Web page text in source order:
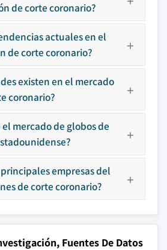
de corte coronario?
actuales en el
de corte coronario?
existen en el mercado
coronario?
el mercado de globos de
empresas del
de corte coronario?
Fuentes De Datos